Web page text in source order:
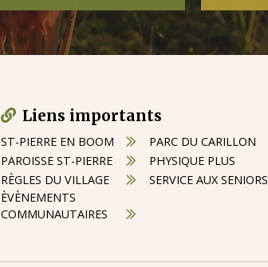
Liens importants
ST-PIERRE EN BOOM
PAROISSE ST-PIERRE
RÈGLES DU VILLAGE
ÈVÈNEMENTS
COMMUNAUTAIRES
PARC DU CARILLON
PHYSIQUE PLUS
SERVICE AUX SENIORS